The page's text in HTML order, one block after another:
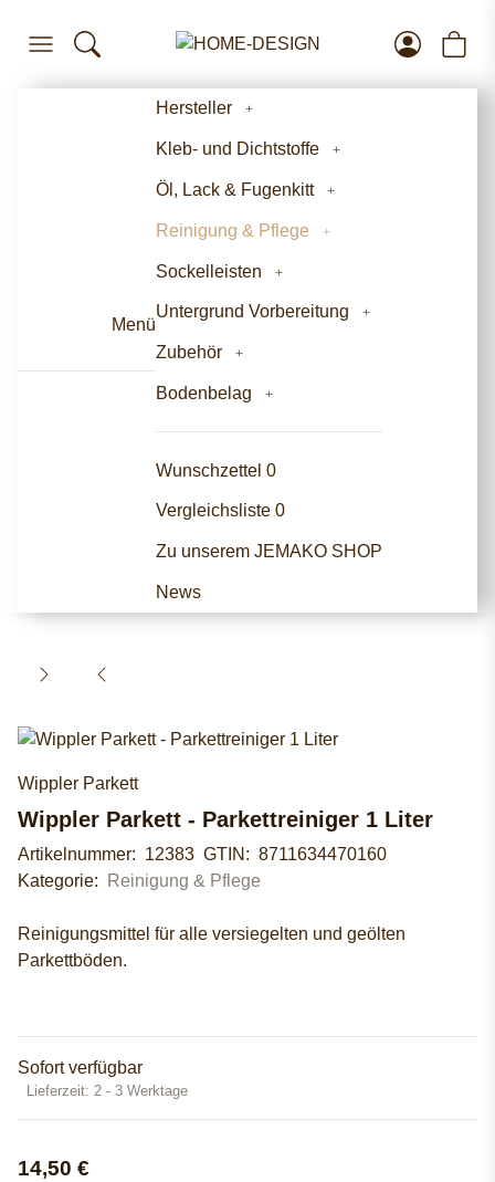
Menü
Hersteller
Kleb- und Dichtstoffe
Öl, Lack & Fugenkitt
Reinigung & Pflege
Sockelleisten
Untergrund Vorbereitung
Zubehör
Bodenbelag
Wunschzettel 0
Vergleichsliste 0
Zu unserem JEMAKO SHOP
News
Wippler Parkett
Wippler Parkett - Parkettreiniger 1 Liter
Artikelnummer: 12383 GTIN: 8711634470160
Kategorie:
Reinigung & Pflege
Reinigungsmittel für alle versiegelten und geölten
Parkettböden.
Sofort verfügbar
Lieferzeit: 2 - 3 Werktage
14,50 €